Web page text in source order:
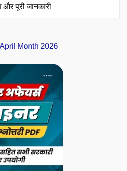
और पूरी जानकारी